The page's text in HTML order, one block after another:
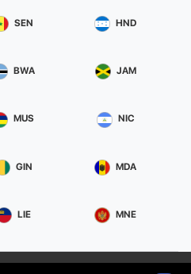
SEN HND
BWA JAM
MUS NIC
GIN MDA
LIE MNE